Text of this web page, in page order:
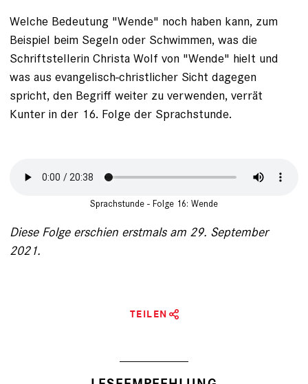
Welche Bedeutung "Wende" noch haben kann, zum
Beispiel beim Segeln oder Schwimmen, was die
Schriftstellerin Christa Wolf von "Wende" hielt und
was aus evangelisch-christlicher Sicht dagegen
spricht, den Begriff weiter zu verwenden, verrät
Kunter in der 16. Folge der Sprachstunde.
Sprachstunde - Folge 16: Wende
Diese Folge erschien erstmals am 29. September
2021.
TEILEN